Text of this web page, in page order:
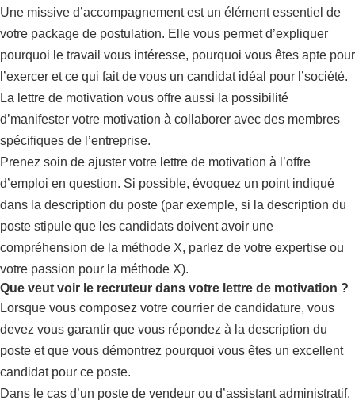
Une missive d’accompagnement est un élément essentiel de
votre package de postulation. Elle vous permet d’expliquer
pourquoi le travail vous intéresse, pourquoi vous êtes apte pour
l’exercer et ce qui fait de vous un candidat idéal pour l’société.
La lettre de motivation vous offre aussi la possibilité
d’manifester votre motivation à collaborer avec des membres
spécifiques de l’entreprise.
Prenez soin de ajuster votre lettre de motivation à l’offre
d’emploi en question. Si possible, évoquez un point indiqué
dans la description du poste (par exemple, si la description du
poste stipule que les candidats doivent avoir une
compréhension de la méthode X, parlez de votre expertise ou
votre passion pour la méthode X).
Que veut voir le recruteur dans votre lettre de motivation ?
Lorsque vous composez votre courrier de candidature, vous
devez vous garantir que vous répondez à la description du
poste et que vous démontrez pourquoi vous êtes un excellent
candidat pour ce poste.
Dans le cas d’un poste de vendeur ou d’assistant administratif,